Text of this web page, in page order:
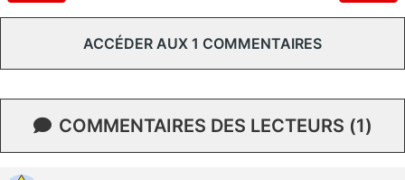
ACCÉDER AUX 1 COMMENTAIRES
COMMENTAIRES DES LECTEURS (1)